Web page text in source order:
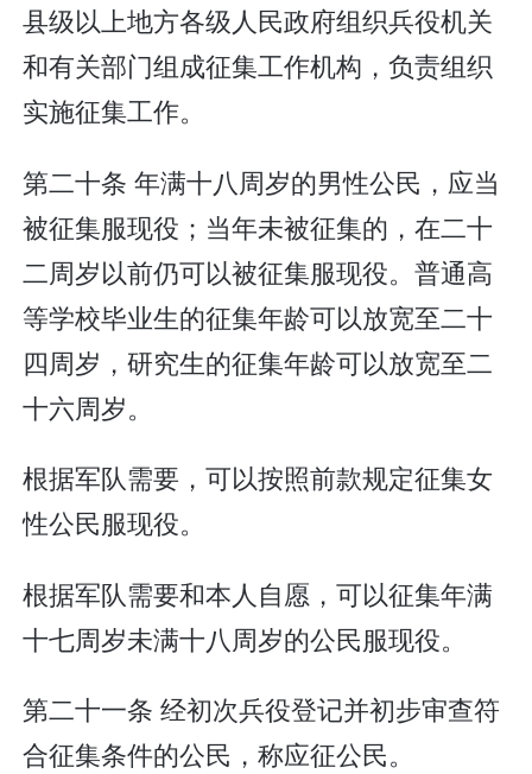
县级以上地方各级人民政府组织兵役机关
和有关部门组成征集工作机构，负责组织
实施征集工作。
第二十条 年满十八周岁的男性公民，应当
被征集服现役；当年未被征集的，在二十
二周岁以前仍可以被征集服现役。普通高
等学校毕业生的征集年龄可以放宽至二十
四周岁，研究生的征集年龄可以放宽至二
十六周岁。
根据军队需要，可以按照前款规定征集女
性公民服现役。
根据军队需要和本人自愿，可以征集年满
十七周岁未满十八周岁的公民服现役。
第二十一条 经初次兵役登记并初步审查符
合征集条件的公民，称应征公民。